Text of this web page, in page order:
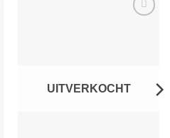
UITVERKOCHT